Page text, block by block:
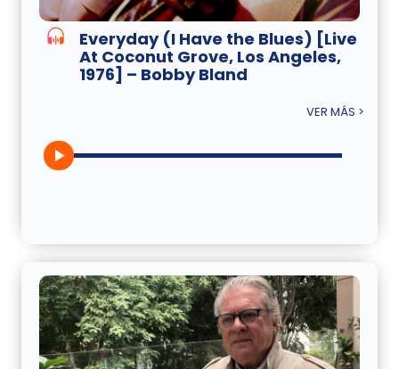
Everyday (I Have the Blues) [Live
At Coconut Grove, Los Angeles,
1976] – Bobby Bland
VER MÁS >